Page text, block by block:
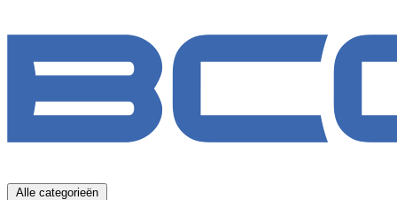
Alle categorieën